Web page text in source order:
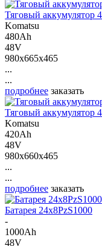
Тяговый аккумулятор
Komatsu
480Ah
48V
980x665x465
...
...
подробнее заказать
Тяговый аккумулятор
Komatsu
420Ah
48V
980x660x465
...
...
подробнее заказать
Батарея 24х8PzS1000
-
1000Ah
48V